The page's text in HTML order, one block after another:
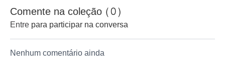
Comente na coleção (0)
Entrepara participar na conversa
Nenhum comentário ainda